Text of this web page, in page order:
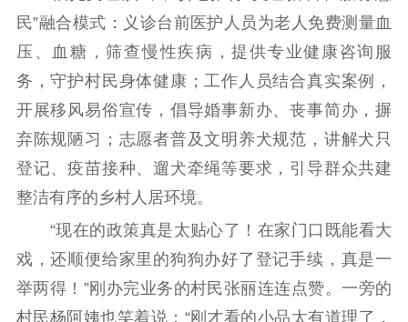
用
新闻出版
精品出版 全民阅读
出版监管
扫黄打非
电影工作
电影创作 电影市场
机关党建
党建要闻 学习在线
民”融合模式：义诊台前医护人员为老人免费测量血
压、血糖，筛查慢性疾病，提供专业健康咨询服
务，守护村民身体健康；工作人员结合真实案例，
开展移风易俗宣传，倡导婚事新办、丧事简办，摒
弃陈规陋习；志愿者普及文明养犬规范，讲解犬只
登记、疫苗接种、遛犬牵绳等要求，引导群众共建
整洁有序的乡村人居环境。
“现在的政策真是太贴心了！在家门口既能看大
戏，还顺便给家里的狗狗办好了登记手续，真是一
举两得！”刚办完业务的村民张丽连连点赞。一旁的
村民杨阿姨也笑着说：“刚才看的小品太有道理了，